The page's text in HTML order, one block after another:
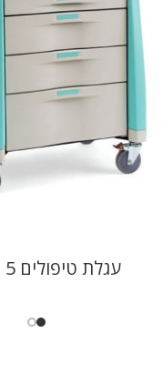
עגלת טיפולים 5 מגירות